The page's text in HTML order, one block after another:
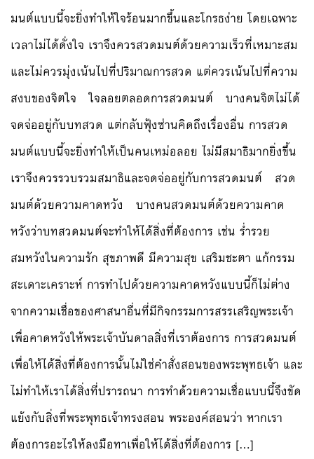
มนต์แบบนี้จะยิ่งทำให้ใจร้อนมากขึ้นและโกรธง่าย โดยเฉพาะ
เวลาไม่ได้ดั่งใจ เราจึงควรสวดมนต์ด้วยความเร็วที่เหมาะสม
และไม่ควรมุ่งเน้นไปที่ปริมาณการสวด แต่ควรเน้นไปที่ความ
สงบของจิตใจ ใจลอยตลอดการสวดมนต์ บางคนจิตไม่ได้
จดจ่ออยู่กับบทสวด แต่กลับฟุ้งซ่านคิดถึงเรื่องอื่น การสวด
มนต์แบบนี้จะยิ่งทำให้เป็นคนเหม่อลอย ไม่มีสมาธิมากยิ่งขึ้น
เราจึงควรรวบรวมสมาธิและจดจ่ออยู่กับการสวดมนต์ สวด
มนต์ด้วยความคาดหวัง บางคนสวดมนต์ด้วยความคาด
หวังว่าบทสวดมนต์จะทำให้ได้สิ่งที่ต้องการ เช่น ร่ำรวย
สมหวังในความรัก สุขภาพดี มีความสุข เสริมชะตา แก้กรรม
สะเดาะเคราะห์ การทำไปด้วยความคาดหวังแบบนี้ก็ไม่ต่าง
จากความเชื่อของศาสนาอื่นที่มีกิจกรรมการสรรเสริญพระเจ้า
เพื่อคาดหวังให้พระเจ้าบันดาลสิ่งที่เราต้องการ การสวดมนต์
เพื่อให้ได้สิ่งที่ต้องการนั้นไม่ใช่คำสั่งสอนของพระพุทธเจ้า และ
ไม่ทำให้เราได้สิ่งที่ปรารถนา การทำด้วยความเชื่อแบบนี้จึงขัด
แย้งกับสิ่งที่พระพุทธเจ้าทรงสอน พระองค์สอนว่า หากเรา
ต้องการอะไรให้ลงมือทาเพื่อให้ได้สิ่งที่ต้องการ […]